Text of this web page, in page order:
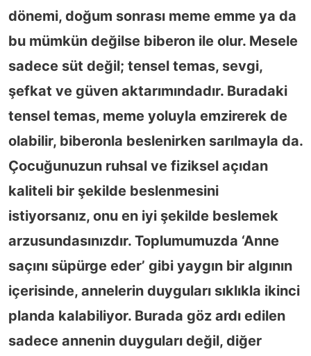
dönemi, doğum sonrası meme emme ya da
bu mümkün değilse biberon ile olur. Mesele
sadece süt değil; tensel temas, sevgi,
şefkat ve güven aktarımındadır. Buradaki
tensel temas, meme yoluyla emzirerek de
olabilir, biberonla beslenirken sarılmayla da.
Çocuğunuzun ruhsal ve fiziksel açıdan
kaliteli bir şekilde beslenmesini
istiyorsanız, onu en iyi şekilde beslemek
arzusundasınızdır. Toplumumuzda ‘Anne
saçını süpürge eder’ gibi yaygın bir algının
içerisinde, annelerin duyguları sıklıkla ikinci
planda kalabiliyor. Burada göz ardı edilen
sadece annenin duyguları değil, diğer